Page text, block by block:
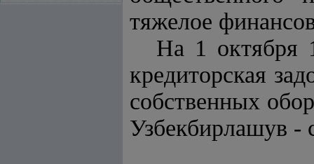
тяжелое
На 1 октября
кредиторская
собственных
Узбекбирлашув -